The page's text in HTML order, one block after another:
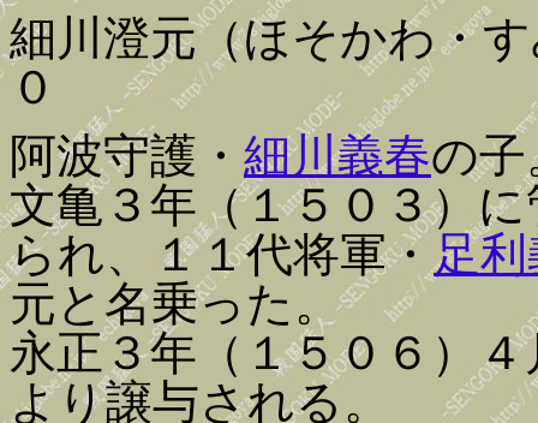
細川澄元（ほそかわ・
０
阿波守護・ 細川義春の子
文亀３年（１５０３）
られ、１１代将軍・ 足
元と名乗った。
永正３年（１５０６）
より譲与される。